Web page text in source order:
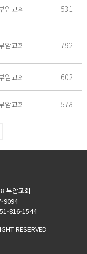
암교회 531
암교회 792
암교회 602
암교회 578
부암교회
9094
816-1544
RESERVED